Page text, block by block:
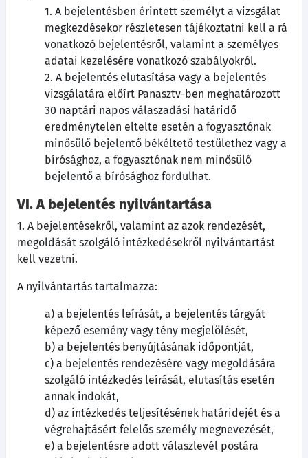
1. A bejelentésben érintett személyt a vizsgálat
megkezdésekor részletesen tájékoztatni kell a rá
vonatkozó bejelentésről, valamint a személyes
adatai kezelésére vonatkozó szabályokról.
2. A bejelentés elutasítása vagy a bejelentés
vizsgálatára előírt Panasztv-ben meghatározott
30 naptári napos válaszadási határidő
eredménytelen eltelte esetén a fogyasztónak
minősülő bejelentő békéltető testülethez vagy a
bírósághoz, a fogyasztónak nem minősülő
bejelentő a bírósághoz fordulhat.
VI. A bejelentés nyilvántartása
1. A bejelentésekről, valamint az azok rendezését,
megoldását szolgáló intézkedésekről nyilvántartást
kell vezetni.
A nyilvántartás tartalmazza:
a) a bejelentés leírását, a bejelentés tárgyát
képező esemény vagy tény megjelölését,
b) a bejelentés benyújtásának időpontját,
c) a bejelentés rendezésére vagy megoldására
szolgáló intézkedés leírását, elutasítás esetén
annak indokát,
d) az intézkedés teljesítésének határidejét és a
végrehajtásért felelős személy megnevezését,
e) a bejelentésre adott válaszlevél postára